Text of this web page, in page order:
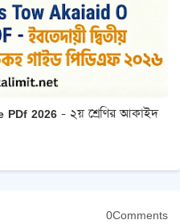
2026 - ২য় শ্রেণির আকাইদ
0Comments